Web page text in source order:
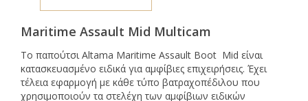
Maritime Assault Mid Multicam
Το παπούτσι Altama Maritime Assault Boot Mid είναι
κατασκευασμένο ειδικά για αμφίβιες επιχειρήσεις. Έχει
τέλεια εφαρμογή με κάθε τύπο βατραχοπέδιλου που
χρησιμοποιούν τα στελέχη των αμφίβιων ειδικών